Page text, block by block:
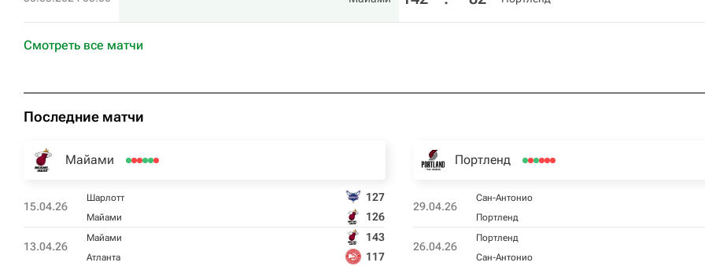
Смотреть все матчи
Последние матчи
Майами
15.04.26
Шарлотт 127
Майами 126
13.04.26
Майами 143
Атланта 117
Портленд
29.04.26
Сан-Антонио
Портленд
26.04.26
Портленд
Сан-Антонио